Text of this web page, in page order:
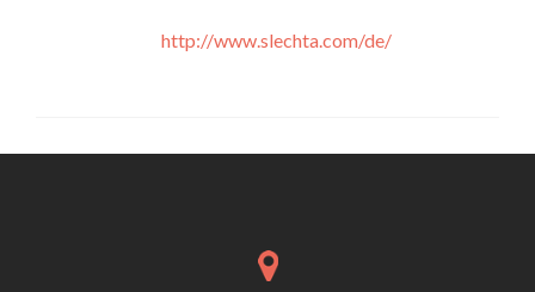
http://www.slechta.com/de/